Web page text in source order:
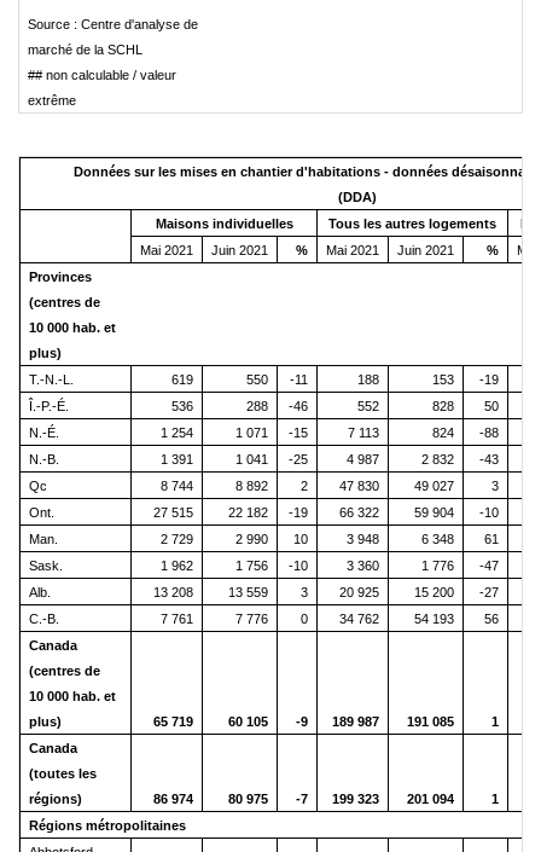
Source : Centre d'analyse de
marché de la SCHL
## non calculable / valeur
extrême
Données sur les mises en chantier d'habitations - données
(DDA)
Maisons individuelles
Tous les autres logements
Mai 2021
Juin 2021 % Mai 2021 Juin 2021 %
Mai
Provinces
(centres de
10 000 hab. et
plus)
T.-N.-L.
619 550 -11 188 153
-19
Î.-P.-É.
536 288 -46 552 828 50
N.-É.
1 254 1 071 -15 7 113 824 -88
N.-B.
1 391 1 041 -25 4 987 2 832 -43
Qc
8 744 8 892 2 47 830 49 027 3
Ont.
27 515 22 182 -19 66 322 59 904 -10
Man.
2 729 2 990 10 3 948 6 348 61
Sask.
1 962 1 756 -10 3 360 1 776 -47
Alb.
13 208 13 559 3 20 925 15 200 -27
C.-B.
7 761 7 776 0 34 762 54 193 56
Canada
(centres de
10 000 hab. et
plus)
65 719 60 105 -9 189 987 191 085 1
Canada
(toutes les
régions)
86 974 80 975 -7 199 323 201 094 1
Régions métropolitaines